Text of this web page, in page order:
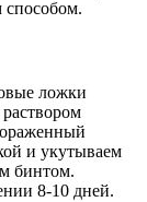
ложки
и укутываем
бинтом.
8-10 дней.